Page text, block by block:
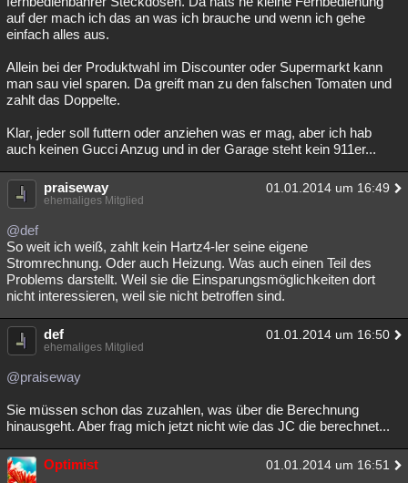
auf der mach ich das an was ich brauche und wenn ich gehe
einfach alles aus.
Allein bei der Produktwahl im Discounter oder Supermarkt kann
man sau viel sparen. Da greift man zu den falschen Tomaten und
zahlt das Doppelte.
Klar, jeder soll futtern oder anziehen was er mag, aber ich hab
auch keinen Gucci Anzug und in der Garage steht kein 911er...
praiseway 01.01.2014 um 16:49
ehemaliges Mitglied
@def
So weit ich weiß, zahlt kein Hartz4-ler seine eigene
Stromrechnung. Oder auch Heizung. Was auch einen Teil des
Problems darstellt. Weil sie die Einsparungsmöglichkeiten dort
nicht interessieren, weil sie nicht betroffen sind.
def 01.01.2014 um 16:50
ehemaliges Mitglied
@praiseway
Sie müssen schon das zuzahlen, was über die Berechnung
hinausgeht. Aber frag mich jetzt nicht wie das JC die berechnet...
Optimist 01.01.2014 um 16:51